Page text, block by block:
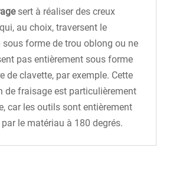
sert à réaliser des creux
au choix, traversent le
sous forme de trou oblong ou ne
pas entièrement sous forme
de clavette, par exemple. Cette
de fraisage est particulièrement
car les outils sont entièrement
le matériau à 180 degrés.